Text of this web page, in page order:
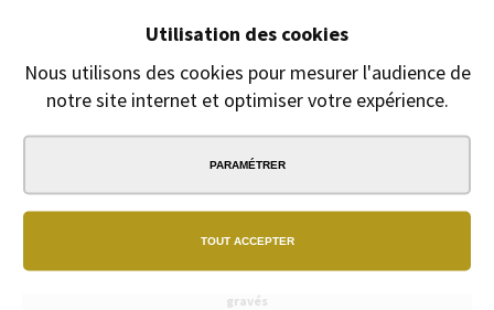
Utilisation des cookies
Nous utilisons des cookies pour mesurer l'audience de
notre site internet et optimiser votre expérience.
PARAMÉTRER
TOUT ACCEPTER
Gravure Offerte
PAIEMENTSÉCURISÉ
gravés